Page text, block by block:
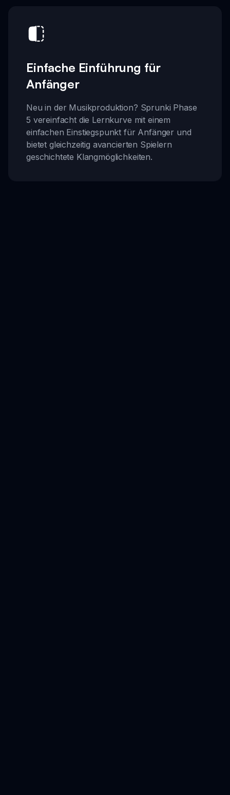
Einfache Einführung für
Anfänger
Neu in der Musikproduktion? Sprunki Phase
5 vereinfacht die Lernkurve mit einem
einfachen Einstiegspunkt für Anfänger und
bietet gleichzeitig avancierten Spielern
geschichtete Klangmöglichkeiten.